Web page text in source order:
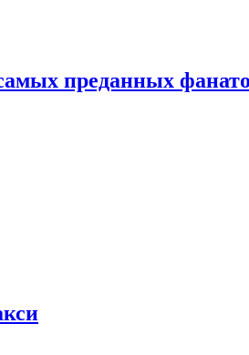
преданных